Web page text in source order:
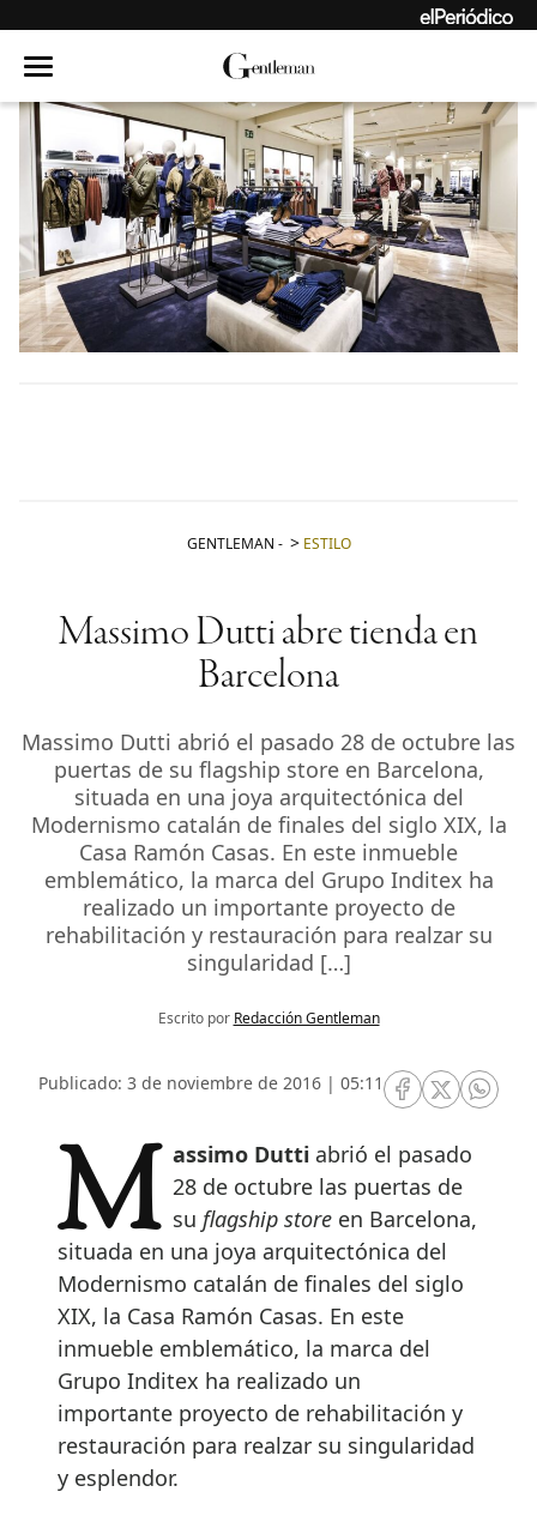
GENTLEMAN - ESTILO
Massimo Dutti abre tienda en
Barcelona
Massimo Dutti abrió el pasado 28 de octubre las
puertas de su flagship store en Barcelona,
situada en una joya arquitectónica del
Modernismo catalán de finales del siglo XIX, la
Casa Ramón Casas. En este inmueble
emblemático, la marca del Grupo Inditex ha
realizado un importante proyecto de
rehabilitación y restauración para realzar su
singularidad […]
Escrito por Redacción Gentleman
Publicado: 3 de noviembre de 2016 | 05:11
RRSS Facebook
RRSSRRSS
Massimo Dutti abrió el pasado
28 de octubre las puertas de
suflagship store en Barcelona,
situada en una joya arquitectónica del
Modernismo catalán de finales del siglo
XIX, la Casa Ramón Casas. En este
inmueble emblemático, la marca del
Grupo Inditex ha realizado un
importante proyecto de rehabilitación y
restauración para realzar su singularidad
y esplendor.